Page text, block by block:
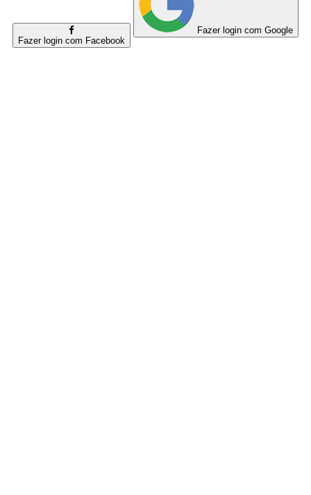
Fazer login com Facebook
Fazer login com Google